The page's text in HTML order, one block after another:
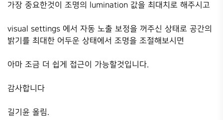
가장 중요한것이 조명의 lumination 값을 최대치로 해주시고
visual settings 에서 자동 노출 보정을 꺼주신 상태로 공간의
밝기를 최대한 어두운 상태에서 조명을 조절해보시면
아마 조금 더 쉽게 접근이 가능할것입니다.
감사합니다
길기윤 올림.